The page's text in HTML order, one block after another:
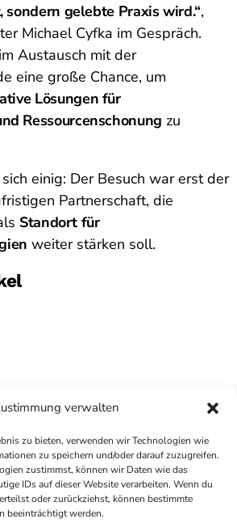
verwalten
zu bieten, verwenden wir Technologien wie
zu speichern und/oder darauf zuzugreifen.
zustimmst, können wir Daten wie das
IDs auf dieser Website verarbeiten. Wenn du
oder zurückziehst, können bestimmte
beeinträchtigt werden.
gelebte Praxis wird.“,
Michael Cyfka im Gespräch.
Austausch mit der
eine große Chance, um
Lösungen für
Ressourcenschonung zu
einig: Der Besuch war erst der
Partnerschaft, die
Standort für
weiter stärken soll.
BAD KREUZNACH